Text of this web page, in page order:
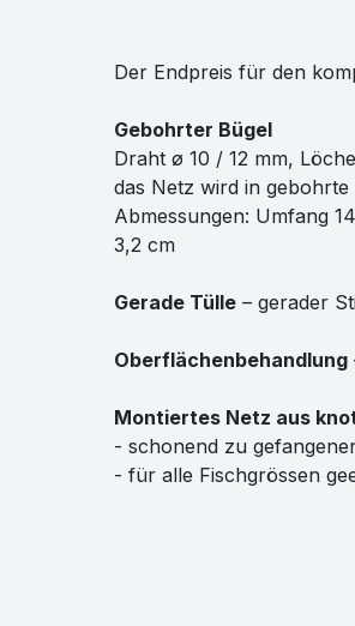
Der Endpreis für den
Gebohrter Bügel
Draht ø 10 / 12 mm,
das Netz wird in
Abmessungen: Umfang
3,2 cm
Gerade Tülle – gerader
Oberflächenbehandlung
Montiertes Netz aus
- schonend zu
- für alle Fischgrössen